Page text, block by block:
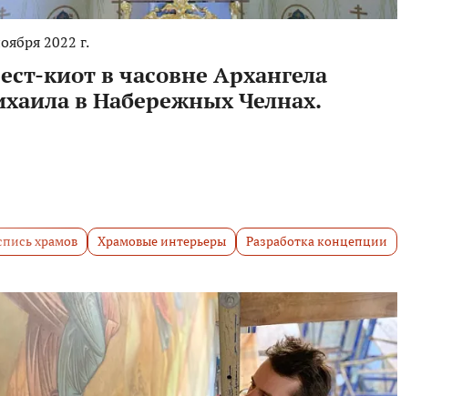
2022 г.
киот в часовне Архангела
в Набережных Челнах.
храмов Храмовые интерьеры Разработка концепции